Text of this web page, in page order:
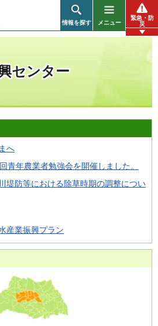
情報を探す メニュー
緊急・防
災
センター
へ
青年農業者勉強会を開催しました。
堤防等における除草時期の調整につい
産業振興プラン